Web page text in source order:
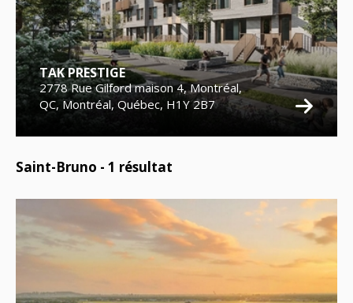
TAK PRESTIGE
2778 Rue Gilford maison 4, Montréal,
QC, Montréal, Québec, H1Y 2B7
Saint-Bruno - 1 résultat